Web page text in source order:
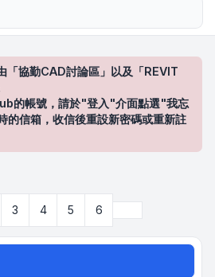
協勤CAD討論區」以及「REVIT
的帳號，請於"登入"介面點選"我忘
的信箱，收信後重設新密碼或重新註
3 4 5 6